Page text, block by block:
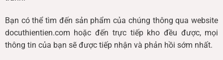
Bạn có thể tìm đến sản phẩm của chúng thông qua website
docuthientien.com hoặc đến trực tiếp kho đều được, mọi
thông tin của bạn sẽ được tiếp nhận và phản hồi sớm nhất.